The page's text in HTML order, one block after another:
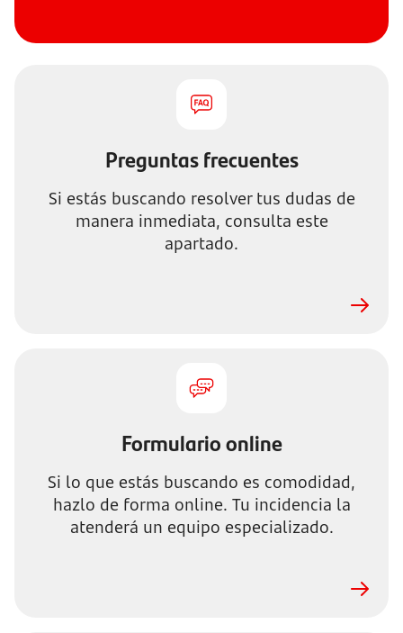
Preguntas frecuentes
Si estás buscando resolver tus dudas de
manera inmediata, consulta este
apartado.
Formulario online
Si lo que estás buscando es comodidad,
hazlo de forma online. Tu incidencia la
atenderá un equipo especializado.